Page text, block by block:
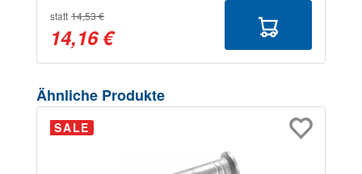
statt 14,53 €
14,16 €
Produktgalerie überspringen
Ähnliche Produkte
SALE